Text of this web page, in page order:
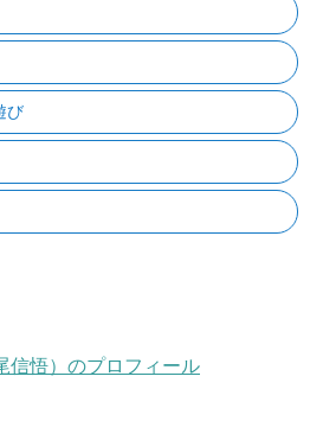
び
信悟）のプロフィール